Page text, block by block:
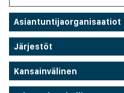
Asiantuntijaorganisaatiot
Järjestöt
Kansainvälinen